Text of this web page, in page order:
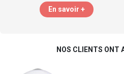
En savoir +
NOS CLIENTS ONT